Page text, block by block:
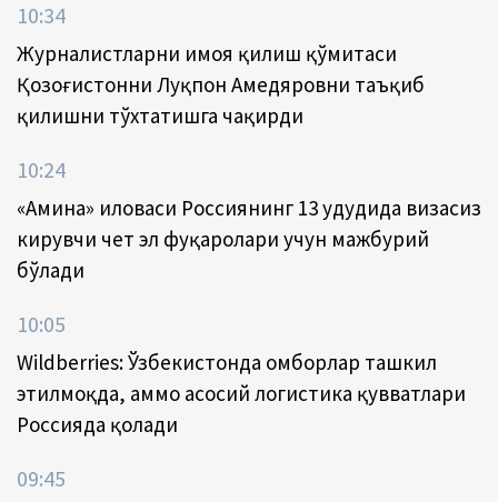
10:34
Журналистларни ҳимоя қилиш қўмитаси
Қозоғистонни Луқпон Аҳмедяровни таъқиб
қилишни тўхтатишга чақирди
10:24
«Амина» иловаси Россиянинг 13 ҳудудида визасиз
кирувчи чет эл фуқаролари учун мажбурий
бўлади
10:05
Wildberries: Ўзбекистонда омборлар ташкил
этилмоқда, аммо асосий логистика қувватлари
Россияда қолади
09:45